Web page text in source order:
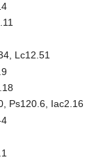
Lc12.51
Ps120.6, Iac2.16